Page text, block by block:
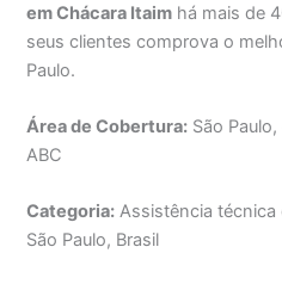
em Chácara Itaim há mais de
seus clientes comprova o
Paulo.
Área de Cobertura: São
ABC
Categoria: Assistência
São Paulo, Brasil